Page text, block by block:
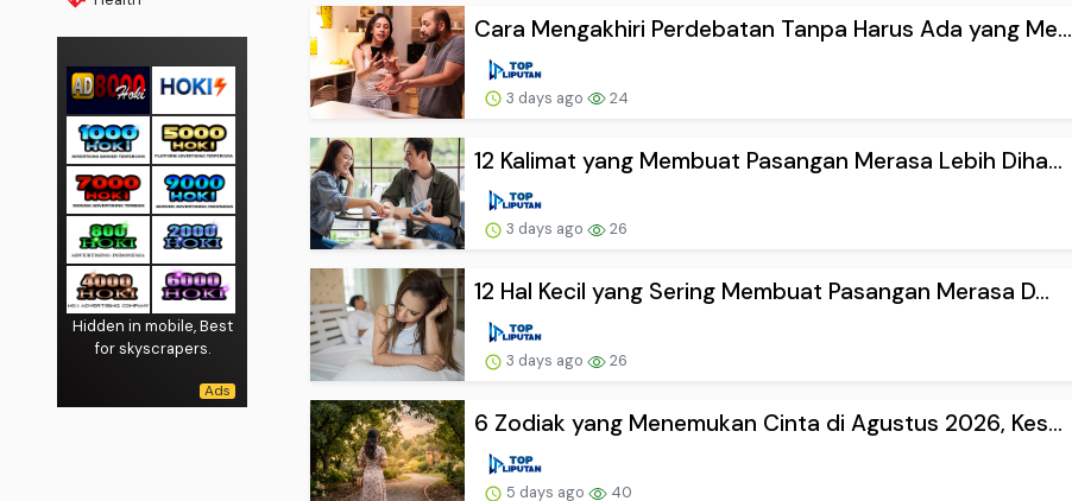
Hidden in mobile, Best
for skyscrapers.
Cara Mengakhiri Perdebatan Tanpa Harus Ada yang Me...
3 days ago 24
12 Kalimat yang Membuat Pasangan Merasa Lebih Diha...
3 days ago 26
12 Hal Kecil yang Sering Membuat Pasangan Merasa D...
3 days ago 26
6 Zodiak yang Menemukan Cinta di Agustus 2026, Kes...
5 days ago 40